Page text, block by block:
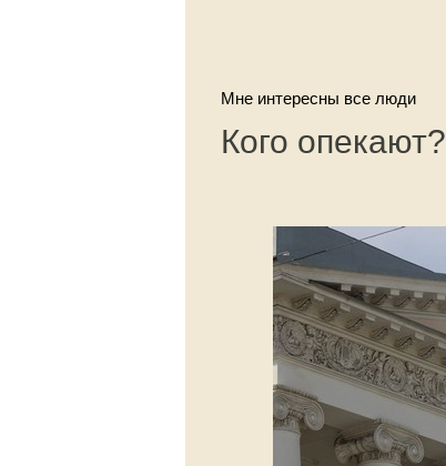
Мне интересны все люди
Кого опекают?